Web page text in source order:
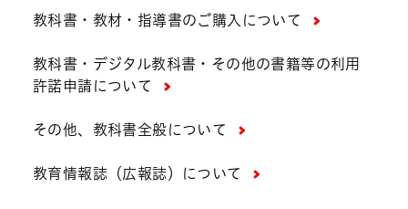
教科書・教材・指導書のご購入について
教科書・デジタル教科書・その他の書籍等の利用
許諾申請について
その他、教科書全般について
教育情報誌（広報誌）について